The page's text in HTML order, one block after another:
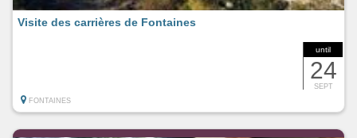
until
24
SEPT
Visite des carrières de Fontaines
FONTAINES